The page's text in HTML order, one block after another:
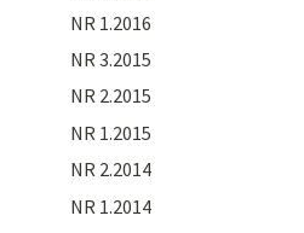
NR 1.2016
NR 3.2015
NR 2.2015
NR 1.2015
NR 2.2014
NR 1.2014